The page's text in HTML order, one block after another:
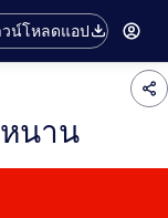
น์โหลดแอป
นาน